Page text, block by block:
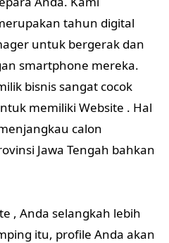
tahun digital
untuk bergerak dan
smartphone mereka.
bisnis sangat cocok
memiliki Website . Hal
calon
Jawa Tengah bahkan
, Anda selangkah lebih
itu, profile Anda akan